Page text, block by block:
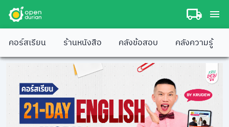
คอร์สเรียน ร้านหนังสือ คลังข้อสอบ คลังความรู้